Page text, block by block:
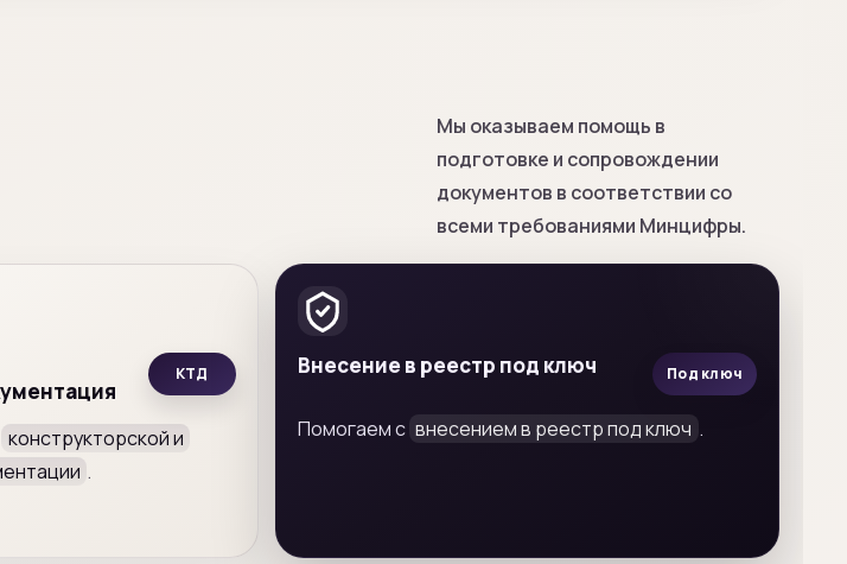
Мы оказываем помощь в
подготовке и сопровождении
документов в соответствии со
всеми требованиями Минцифры.
КТД
конструкторской и
.
Внесение в реестр под ключ Под ключ
Помогаем с внесением в реестр под ключ .